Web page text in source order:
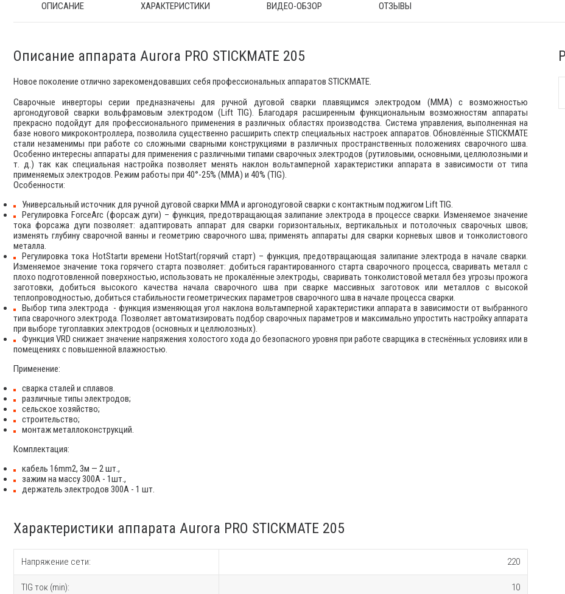
ОПИСАНИЕ ХАРАКТЕРИСТИКИ ВИДЕО-ОБЗОР ОТЗЫВЫ
Описание аппарата Aurora PRO STICKMATE 205
Новое поколение отлично зарекомендовавших себя профессиональных аппаратов STICKMATE.
Сварочные инверторы серии предназначены для ручной дуговой сварки плавящимся электродом (ММА) с возможностью
аргонодуговой сварки вольфрамовым электродом (Lift TIG). Благодаря расширенным функциональным возможностям аппараты
прекрасно подойдут для профессионального применения в различных областях производства. Система управления, выполненная на
базе нового микроконтроллера, позволила существенно расширить спектр специальных настроек аппаратов. Обновлённые STICKMATE
стали незаменимы при работе со сложными сварными конструкциями в различных пространственных положениях сварочного шва.
Особенно интересны аппараты для применения с различными типами сварочных электродов (рутиловыми, основными, целлюлозными и
т. д.) так как специальная настройка позволяет менять наклон вольтамперной характеристики аппарата в зависимости от типа
применяемых электродов. Режим работы при 40°-25% (MMA) и 40% (TIG).
Особенности:
Универсальный источник для ручной дуговой сварки ММА и аргонодуговой сварки с контактным поджигом Lift TIG.
Регулировка ForceArc (форсаж дуги) – функция, предотвращающая залипание электрода в процессе сварки. Изменяемое значение
тока форсажа дуги позволяет: адаптировать аппарат для сварки горизонтальных, вертикальных и потолочных сварочных швов;
изменять глубину сварочной ванны и геометрию сварочного шва; применять аппараты для сварки корневых швов и тонколистового
металла.
Регулировка тока HotStartи времени HotStart(горячий старт) – функция, предотвращающая залипание электрода в начале сварки.
Изменяемое значение тока горячего старта позволяет: добиться гарантированного старта сварочного процесса, сваривать металл с
плохо подготовленной поверхностью, использовать не прокалённые электроды, сваривать тонколистовой металл без угрозы прожога
заготовки, добиться высокого качества начала сварочного шва при сварке массивных заготовок или металлов с высокой
теплопроводностью, добиться стабильности геометрических параметров сварочного шва в начале процесса сварки.
Выбор типа электрода - функция изменяющая угол наклона вольтамперной характеристики аппарата в зависимости от выбранного
типа сварочного электрода. Позволяет автоматизировать подбор сварочных параметров и максимально упростить настройку аппарата
при выборе тугоплавких электродов (основных и целлюлозных).
Функция VRD снижает значение напряжения холостого хода до безопасного уровня при работе сварщика в стеснённых условиях или в
помещениях с повышенной влажностью.
Применение:
сварка сталей и сплавов.
различные типы электродов;
сельское хозяйство;
строительство;
монтаж металлоконструкций.
Комплектация:
кабель 16mm2, 3м — 2 шт.,
зажим на массу 300А - 1шт.,
держатель электродов 300А - 1 шт.
Характеристики аппарата Aurora PRO STICKMATE 205
Напряжение сети: 220
TIG ток (min): 10